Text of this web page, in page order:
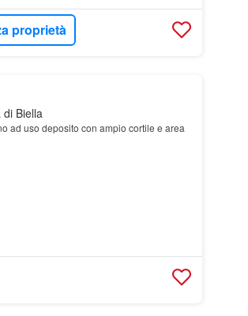
proprietà
Biella
ad uso deposito con ampio cortile e area